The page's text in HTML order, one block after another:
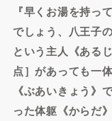
『早くお湯を持っ
でしょう、八王子
という主人《ある
点］があっても一
《ぶあいきょう》
った体躯《からだ